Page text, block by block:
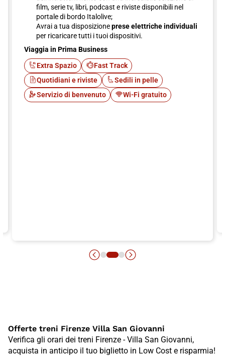
film, serie tv, libri, podcast e riviste disponibili nel
portale di bordo Italolive;
Avrai a tua disposizioneprese elettriche individuali
per ricaricare tutti i tuoi dispositivi.
Viaggia in Prima Business
Extra Spazio
Fast Track
Quotidiani e riviste
Sedili in pelle
Servizio di benvenuto
Wi-Fi gratuito
Offerte treni Firenze Villa San Giovanni
Verifica gli orari dei treni Firenze - Villa San Giovanni,
acquista in anticipo il tuo biglietto in Low Cost e risparmia!